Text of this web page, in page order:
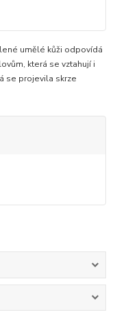
umělé kůži odpovídá
která se vztahují i
se projevila skrze